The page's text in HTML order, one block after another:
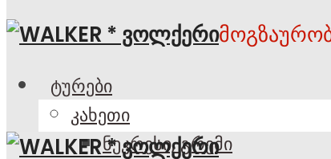
ტურები
კახეთი
ნეკრესი, გრემი